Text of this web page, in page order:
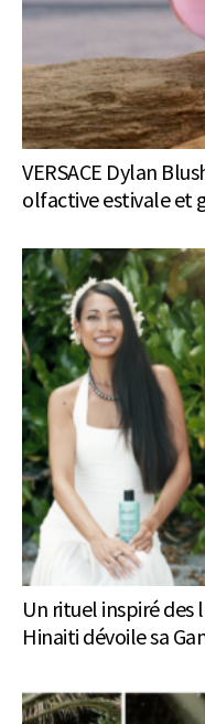
VERSACE Dylan
olfactive estivale et
Un rituel inspiré des
Hinaiti dévoile sa